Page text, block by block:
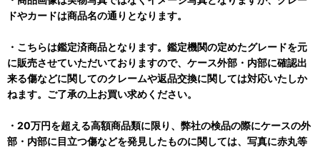
ドやカードは商品名の通りとなります。
・こちらは鑑定済商品となります。鑑定機関の定めたグレードを元
に販売させていただいておりますので、ケース外部・内部に確認出
来る傷などに関してのクレームや返品交換に関しては対応いたしか
ねます。ご了承の上お買い求めください。
・20万円を超える高額商品類に限り、弊社の検品の際にケースの外
部・内部に目立つ傷などを発見したものに関しては、写真に赤丸等